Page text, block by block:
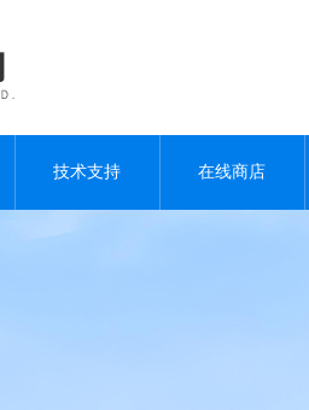
技术支持 在线商店